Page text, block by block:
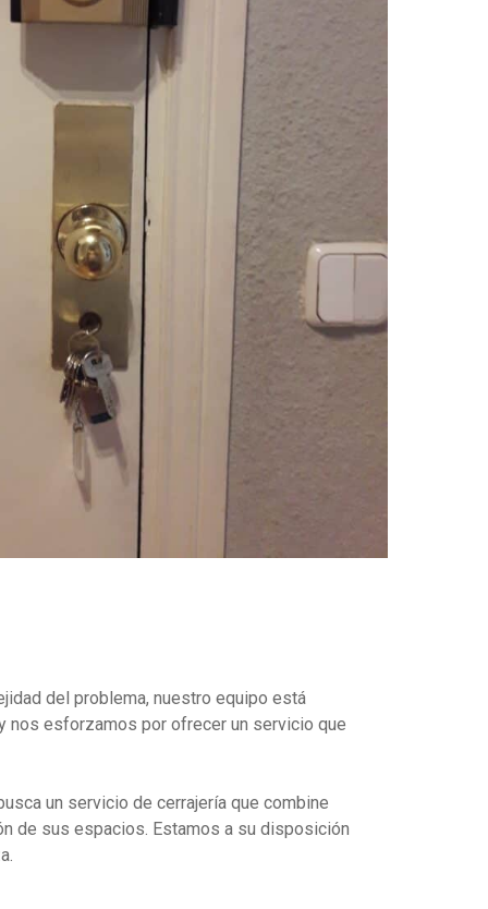
del problema, nuestro equipo está
nos esforzamos por ofrecer un servicio que
un servicio de cerrajería que combine
de sus espacios. Estamos a su disposición